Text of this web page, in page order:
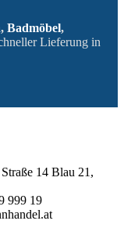
, Badmöbel,
Lieferung in
14 Blau 21,
999 19